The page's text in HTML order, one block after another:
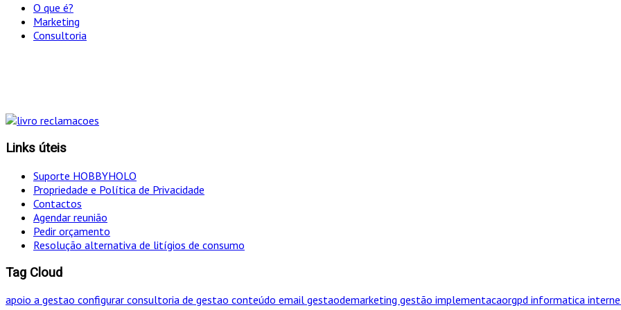
O que é?
Marketing
Consultoria
Links úteis
Suporte HOBBYHOLO
Propriedade e Política de Privacidade
Contactos
Agendar reunião
Pedir orçamento
Resolução alternativa de litígios de consumo
Tag Cloud
apoio a gestao configurar consultoria de gestao conteúdo email gestaodemarketing gestão implementacaorgpd informatica